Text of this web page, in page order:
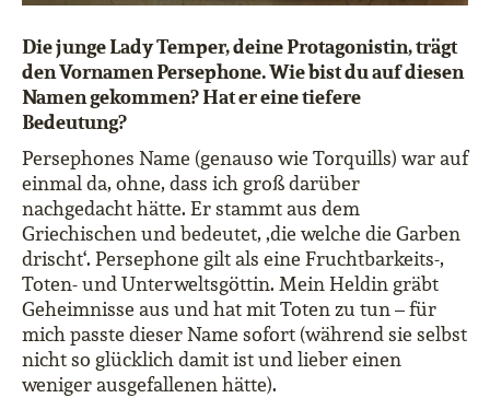
Die junge Lady Temper, deine Protagonistin, trägt
den Vornamen Persephone. Wie bist du auf diesen
Namen gekommen? Hat er eine tiefere
Bedeutung?
Persephones Name (genauso wie Torquills) war auf
einmal da, ohne, dass ich groß darüber
nachgedacht hätte. Er stammt aus dem
Griechischen und bedeutet, ‚die welche die Garben
drischt‘. Persephone gilt als eine Fruchtbarkeits-,
Toten- und Unterweltsgöttin. Mein Heldin gräbt
Geheimnisse aus und hat mit Toten zu tun – für
mich passte dieser Name sofort (während sie selbst
nicht so glücklich damit ist und lieber einen
weniger ausgefallenen hätte).